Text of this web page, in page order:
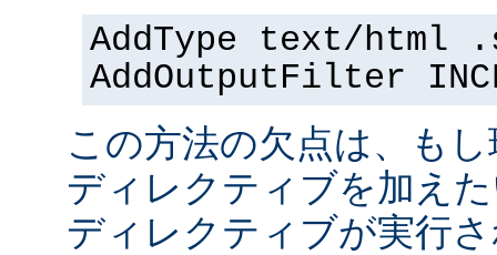
AddType text/html
AddOutputFilter
この方法の欠点は、も
ディレクティブを加え
ディレクティブが実行